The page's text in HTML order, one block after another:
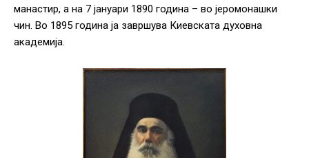
манастир, а на 7 јануари 1890 година – во јеромонашки
чин. Во 1895 година ја завршува Киевската духовна
академија.